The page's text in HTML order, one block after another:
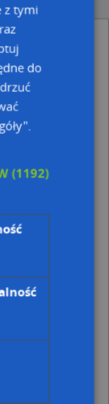
(→ 27 m)
z tymi
do
(1192)